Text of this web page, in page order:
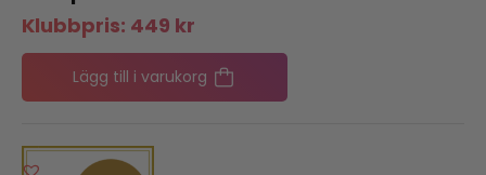
Klubbpris: 449 kr
Lägg till i varukorg